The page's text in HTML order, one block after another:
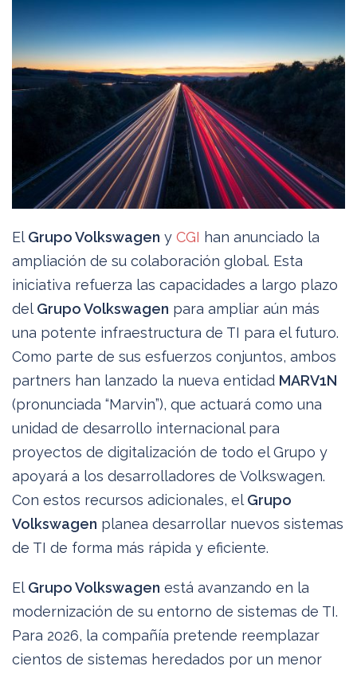
ElGrupo Volkswagen y CGI han anunciado la
ampliación de su colaboración global. Esta
iniciativa refuerza las capacidades a largo plazo
delGrupo Volkswagen para ampliar aún más
una potente infraestructura de TI para el futuro.
Como parte de sus esfuerzos conjuntos, ambos
partners han lanzado la nueva entidad MARV1N
(pronunciada “Marvin”), que actuará como una
unidad de desarrollo internacional para
proyectos de digitalización de todo el Grupo y
apoyará a los desarrolladores de Volkswagen.
Con estos recursos adicionales, elGrupo
Volkswagen planea desarrollar nuevos sistemas
de TI de forma más rápida y eficiente.
ElGrupo Volkswagen está avanzando en la
modernización de su entorno de sistemas de TI.
Para 2026, la compañía pretende reemplazar
cientos de sistemas heredados por un menor